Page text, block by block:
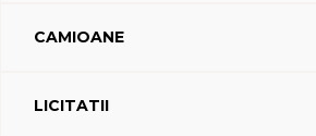
CAMIOANE
LICITATII